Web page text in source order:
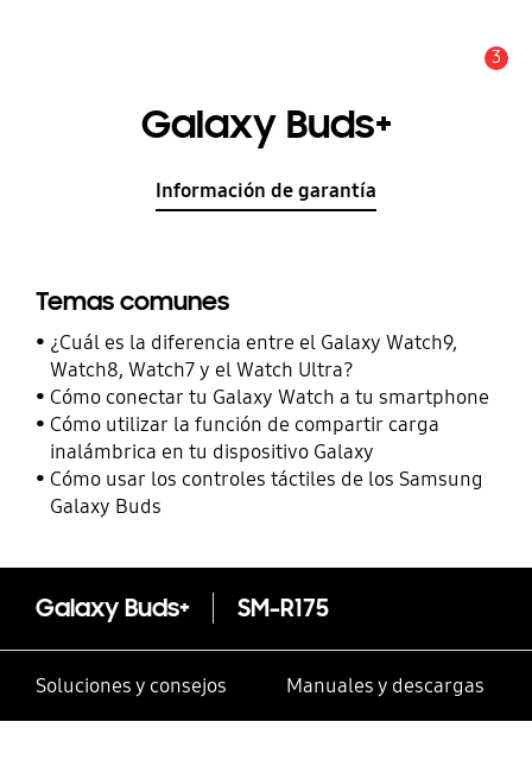
3
Galaxy Buds+
Información de garantía
Temas comunes
¿Cuál es la diferencia entre el Galaxy Watch9,
Watch8, Watch7 y el Watch Ultra?
Cómo conectar tu Galaxy Watch a tu smartphone
Cómo utilizar la función de compartir carga
inalámbrica en tu dispositivo Galaxy
Cómo usar los controles táctiles de los Samsung
Galaxy Buds
Galaxy Buds+ SM-R175
Soluciones y consejos Manuales y descargas